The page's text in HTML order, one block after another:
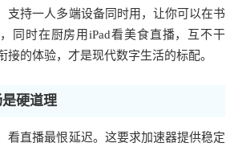
支持一人多端设备同时用，让你可以在书
同时在厨房用iPad看美食直播，互不干
接的体验，才是现代数字生活的标配。
硬道理
看直播最恨延迟。这要求加速器提供稳定